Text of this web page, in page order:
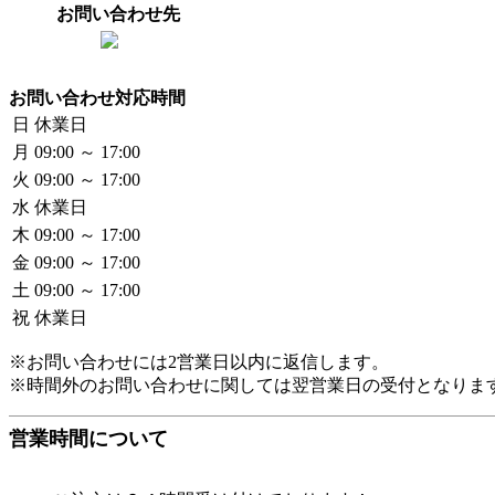
お問い合わせ先
お問い合わせ対応時間
日 休業日
月 09:00 ～ 17:00
火 09:00 ～ 17:00
水 休業日
木 09:00 ～ 17:00
金 09:00 ～ 17:00
土 09:00 ～ 17:00
祝 休業日
※お問い合わせには2営業日以内に返信します。
※時間外のお問い合わせに関しては翌営業日の受付となりま
営業時間について